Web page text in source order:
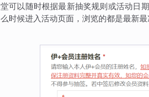
堂可以随时根据最新抽奖规则或活动日
么时候进入活动页面，浏览的都是最新最